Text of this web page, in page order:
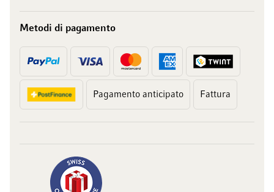
Metodi di pagamento
Pagamento anticipato Fattura